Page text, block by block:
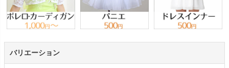
バリエーション